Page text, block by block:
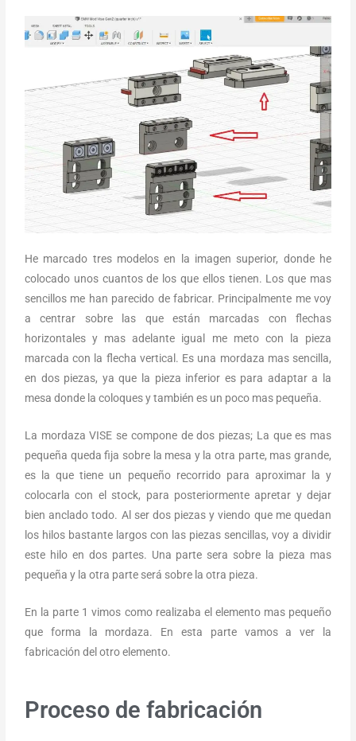
He marcado tres modelos en la imagen superior, donde he
colocado unos cuantos de los que ellos tienen. Los que mas
sencillos me han parecido de fabricar. Principalmente me voy
a centrar sobre las que están marcadas con flechas
horizontales y mas adelante igual me meto con la pieza
marcada con la flecha vertical. Es una mordaza mas sencilla,
en dos piezas, ya que la pieza inferior es para adaptar a la
mesa donde la coloques y también es un poco mas pequeña.
La mordaza VISE se compone de dos piezas; La que es mas
pequeña queda fija sobre la mesa y la otra parte, mas grande,
es la que tiene un pequeño recorrido para aproximar la y
colocarla con el stock, para posteriormente apretar y dejar
bien anclado todo. Al ser dos piezas y viendo que me quedan
los hilos bastante largos con las piezas sencillas, voy a dividir
este hilo en dos partes. Una parte sera sobre la pieza mas
pequeña y la otra parte será sobre la otra pieza.
En la parte 1 vimos como realizaba el elemento mas pequeño
que forma la mordaza. En esta parte vamos a ver la
fabricación del otro elemento.
Proceso de fabricación